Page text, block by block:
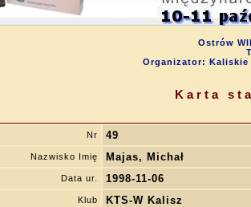
Ostrów
Organizator: Kaliskie
Karta
Nr 49
Nazwisko Imię Majas, Michał
Data ur. 1998-11-06
Klub KTS-W Kalisz